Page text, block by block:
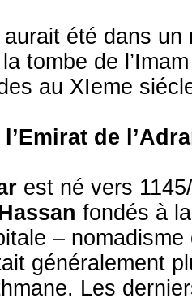
été dans
la tombe de
au XIeme
de
est né vers
fondés à
–
généralement
Les